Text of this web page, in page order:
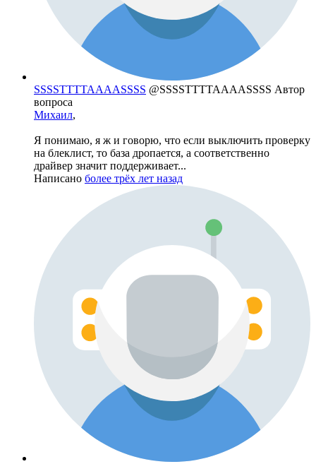
SSSSTTTTAAAASSSS @SSSSTTTTAAAASSSS Автор
вопроса
Михаил,
Я понимаю, я ж и говорю, что если выключить проверку
на блеклист, то база дропается, а соответственно
драйвер значит поддерживает...
Написано более трёх лет назад